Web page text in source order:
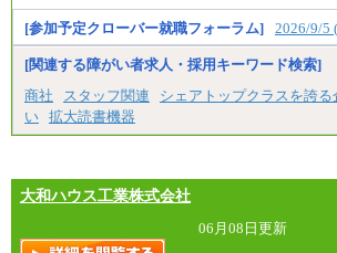
[参加予定クローバー就職フォーラム] 2026/9/5
[関連する障がい者求人・採用キーワード検索]
商社
スタッフ関連 シェアトップクラスを誇る
い 拡大読書機器
大和ハウス工業株式会社
06月08日更新